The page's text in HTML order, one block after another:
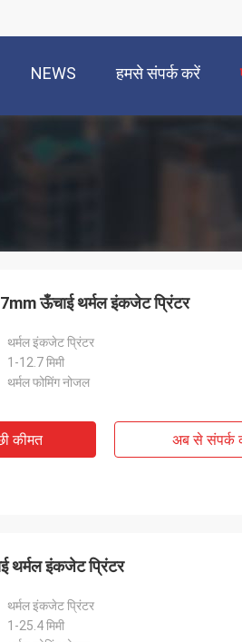
NEWS हमसे संपर्क करें
ऊँचाई थर्मल इंकजेट प्रिंटर
थर्मल इंकजेट प्रिंटर
1-12.7 मिमी
थर्मल फोमिंग नोजल
कीमत अब से संपर्क
थर्मल इंकजेट प्रिंटर
थर्मल इंकजेट प्रिंटर
1-25.4 मिमी